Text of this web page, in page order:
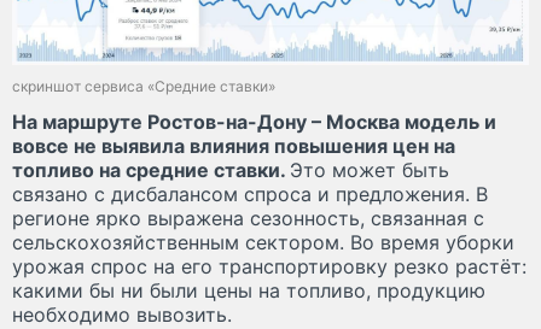
скриншот сервиса «Средние ставки»
На маршруте Ростов-на-Дону – Москва модель и
вовсе не выявила влияния повышения цен на
топливо на средние ставки. Это может быть
связано с дисбалансом спроса и предложения. В
регионе ярко выражена сезонность, связанная с
сельскохозяйственным сектором. Во время уборки
урожая спрос на его транспортировку резко растёт:
какими бы ни были цены на топливо, продукцию
необходимо вывозить.